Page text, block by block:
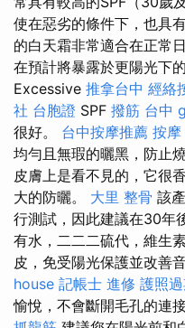
使在惡劣的條件下，也具
的白天霜非常適合在正常
在預計將暴露於更陽光下
Excessive 推拿台中 經絡
社 台胞證 SPF 撥筋 台中
很好。 台中按摩推薦 按摩
均勻且無瑕的曬黑，防止
皮膚上是看不見的，它很
大的防曬。 大里 整骨 該
行測試，因此建議在30年
有水，二二二硫代，維生
皮，免受陽光保護並改善
house 記帳士 進修 護照
愉悅，不會斷開毛孔的連